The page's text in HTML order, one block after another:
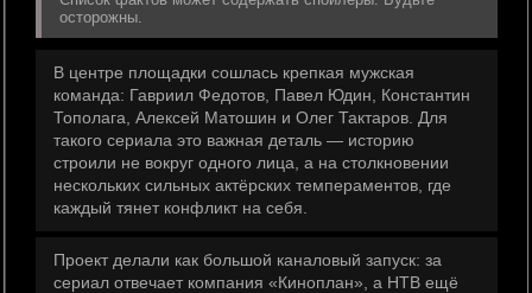
осторожны.
В центре площадки сошлась крепкая мужская
команда: Гавриил Федотов, Павел Юдин, Константин
Тополага, Алексей Матошин и Олег Тактаров. Для
такого сериала это важная деталь — историю
строили не вокруг одного лица, а на столкновении
нескольких сильных актёрских темпераментов, где
каждый тянет конфликт на себя.
Проект делали как большой каналовый запуск: за
сериал отвечает компания «Киноплан», а НТВ ещё